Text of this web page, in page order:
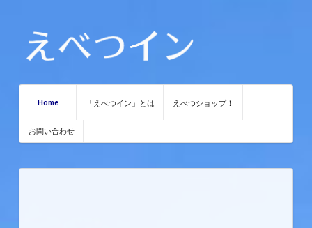
Home 「えべつイン」とは えべつショップ！
お問い合わせ